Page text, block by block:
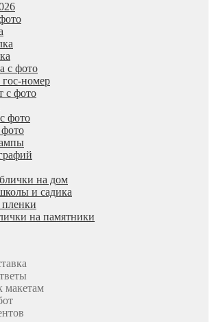
с фото
гос-номер
с фото
фото
на дом
и садика
на памятники
макетам